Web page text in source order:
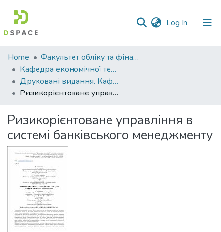
Log In (current)
Communities
&
Collections
All of DSpace
Statistics
Home
Факультет обліку та фінансів
Кафедра економічної теорії та економічних досліджень
Друковані видання. Кафедра економічної теорії та економічних досліджень
Ризикорієнтоване управління в системі банківського менеджменту
Ризикорієнтоване управління в
системі банківського менеджменту